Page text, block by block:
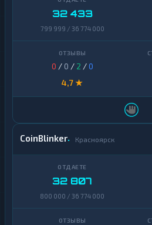
32 433
799 999 / 36 774 000
0 / 0 / 2 /0
4,7 ★
CoinBlinker Красноярск
32 807
800 000 / 36 774 000